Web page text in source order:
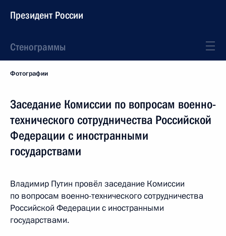
Президент России
Стенограммы
Фотографии
Заседание Комиссии по вопросам военно-
технического сотрудничества Российской
Федерации с иностранными
государствами
Владимир Путин провёл заседание Комиссии
по вопросам военно-технического сотрудничества
Российской Федерации с иностранными
государствами.